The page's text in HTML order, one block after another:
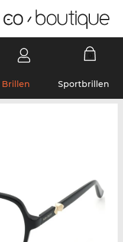
Brillen Sportbrillen